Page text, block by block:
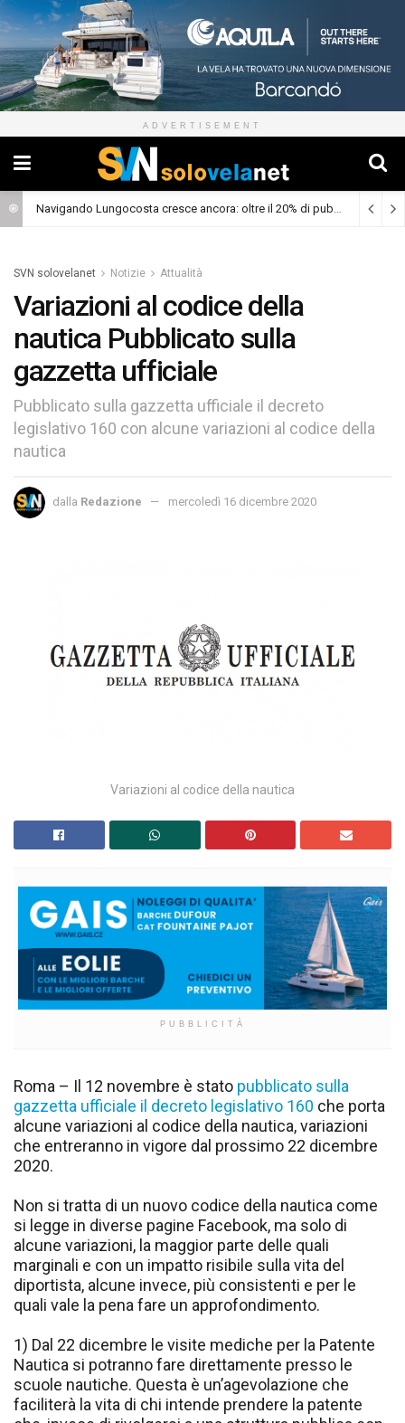
ADVERTISEMENT
Navigando Lungocosta cresce ancora: oltre il 20% di pubblico dalla prima puntata
SVN solovelanet Notizie Attualità
Variazioni al codice della
nautica Pubblicato sulla
gazzetta ufficiale
Pubblicato sulla gazzetta ufficiale il decreto
legislativo 160 con alcune variazioni al codice della
nautica
dalla Redazione mercoledì 16 dicembre 2020
Variazioni al codice della nautica
PUBBLICITÀ
Roma – Il 12 novembre è stato pubblicato sulla
gazzetta ufficiale il decreto legislativo 160 che porta
alcune variazioni al codice della nautica, variazioni
che entreranno in vigore dal prossimo 22 dicembre
2020.
Non si tratta di un nuovo codice della nautica come
si legge in diverse pagine Facebook, ma solo di
alcune variazioni, la maggior parte delle quali
marginali e con un impatto risibile sulla vita del
diportista, alcune invece, più consistenti e per le
quali vale la pena fare un approfondimento.
1) Dal 22 dicembre le visite mediche per la Patente
Nautica si potranno fare direttamente presso le
scuole nautiche. Questa è un’agevolazione che
faciliterà la vita di chi intende prendere la patente